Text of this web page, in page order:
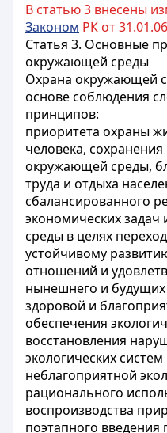
В статью 3 внесены
Законом РК от
Статья 3. Основные
окружающей среды
Охрана окружающей
основе соблюдения
принципов:
приоритета охраны
человека,
окружающей среды,
труда и отдыха
сбалансированного
экономических
среды в целях
устойчивому
отношений и
нынешнего и
здоровой и
обеспечения
восстановления
экологических
неблагоприятной
рационального
воспроизводства
поэтапного введения